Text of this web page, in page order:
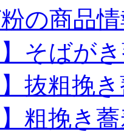
の商品
】そばが
】抜粗挽
】粗挽き